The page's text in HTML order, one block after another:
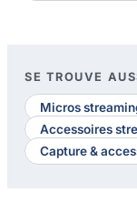
SE TROUVE
Micros
Accessoires
Capture &